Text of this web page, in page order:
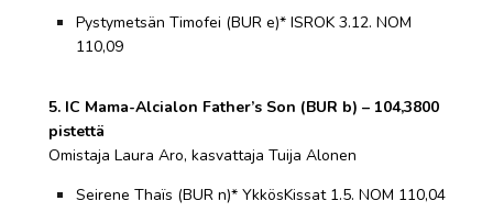
Pystymetsän Timofei (BUR e)* ISROK 3.12. NOM
110,09
5. IC Mama-Alcialon Father’s Son (BUR b) – 104,3800
pistettä
Omistaja Laura Aro, kasvattaja Tuija Alonen
Seirene Thaïs (BUR n)* YkkösKissat 1.5. NOM 110,04